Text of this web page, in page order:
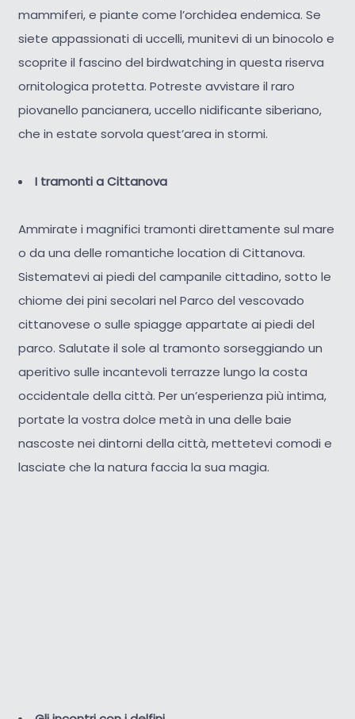
mammiferi, e piante come l’orchidea endemica. Se
siete appassionati di uccelli, munitevi di un binocolo e
scoprite il fascino del birdwatching in questa riserva
ornitologica protetta. Potreste avvistare il raro
piovanello pancianera, uccello nidificante siberiano,
che in estate sorvola quest’area in stormi.
I tramonti a Cittanova
Ammirate i magnifici tramonti direttamente sul mare
o da una delle romantiche location di Cittanova.
Sistematevi ai piedi del campanile cittadino, sotto le
chiome dei pini secolari nel Parco del vescovado
cittanovese o sulle spiagge appartate ai piedi del
parco. Salutate il sole al tramonto sorseggiando un
aperitivo sulle incantevoli terrazze lungo la costa
occidentale della città. Per un’esperienza più intima,
portate la vostra dolce metà in una delle baie
nascoste nei dintorni della città, mettetevi comodi e
lasciate che la natura faccia la sua magia.